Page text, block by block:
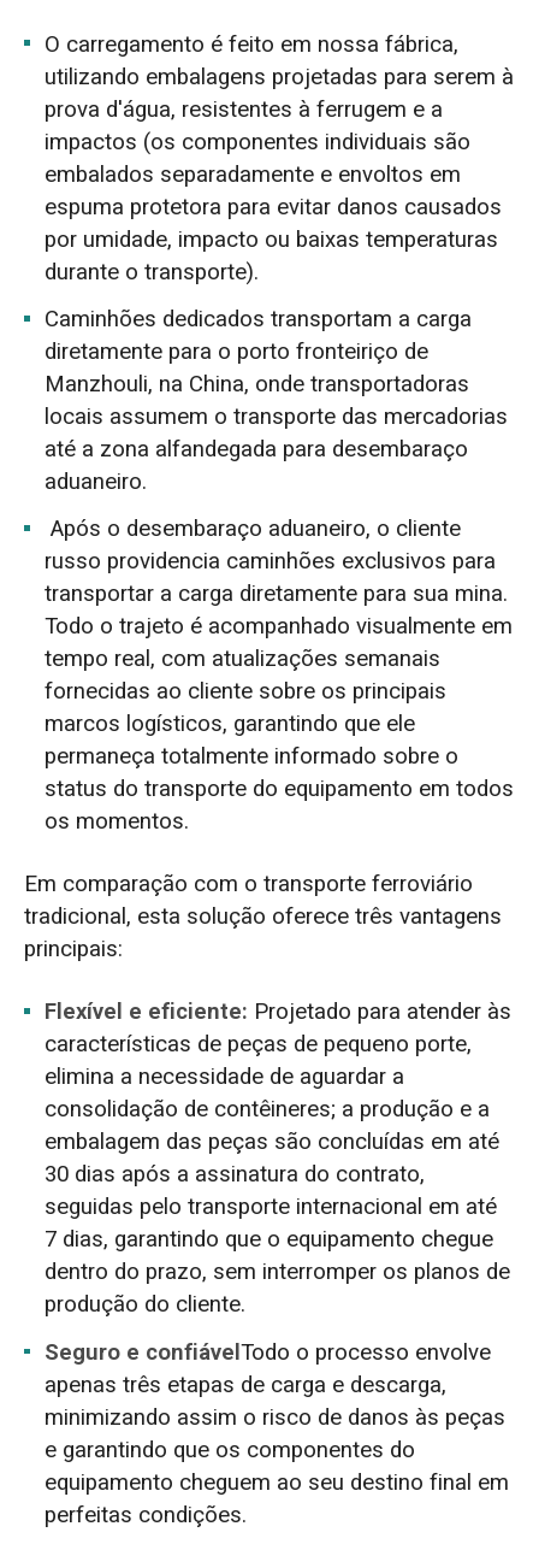
O carregamento é feito em nossa fábrica,
utilizando embalagens projetadas para serem à
prova d'água, resistentes à ferrugem e a
impactos (os componentes individuais são
embalados separadamente e envoltos em
espuma protetora para evitar danos causados
por umidade, impacto ou baixas temperaturas
durante o transporte).
Caminhões dedicados transportam a carga
diretamente para o porto fronteiriço de
Manzhouli, na China, onde transportadoras
locais assumem o transporte das mercadorias
até a zona alfandegada para desembaraço
aduaneiro.
Após o desembaraço aduaneiro, o cliente
russo providencia caminhões exclusivos para
transportar a carga diretamente para sua mina.
Todo o trajeto é acompanhado visualmente em
tempo real, com atualizações semanais
fornecidas ao cliente sobre os principais
marcos logísticos, garantindo que ele
permaneça totalmente informado sobre o
status do transporte do equipamento em todos
os momentos.
Em comparação com o transporte ferroviário
tradicional, esta solução oferece três vantagens
principais:
Flexível e eficiente: Projetado para atender às
características de peças de pequeno porte,
elimina a necessidade de aguardar a
consolidação de contêineres; a produção e a
embalagem das peças são concluídas em até
30 dias após a assinatura do contrato,
seguidas pelo transporte internacional em até
7 dias, garantindo que o equipamento chegue
dentro do prazo, sem interromper os planos de
produção do cliente.
Seguro e confiávelTodo o processo envolve
apenas três etapas de carga e descarga,
minimizando assim o risco de danos às peças
e garantindo que os componentes do
equipamento cheguem ao seu destino final em
perfeitas condições.